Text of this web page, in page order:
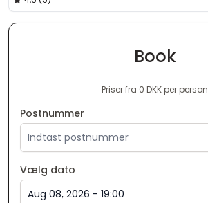
Book
Priser fra 0 DKK per person
Postnummer
Vælg dato